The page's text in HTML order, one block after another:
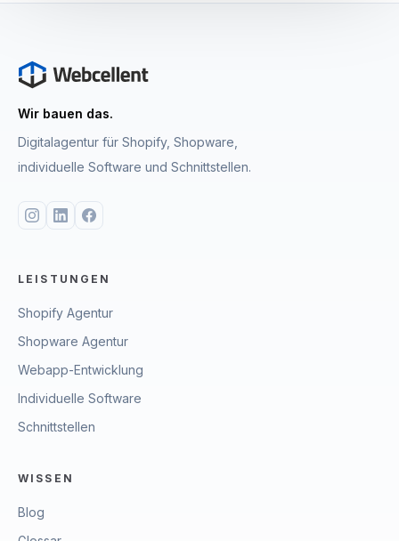
Wir bauen das.
Digitalagentur für Shopify, Shopware,
individuelle Software und Schnittstellen.
LEISTUNGEN
Shopify Agentur
Shopware Agentur
Webapp-Entwicklung
Individuelle Software
Schnittstellen
WISSEN
Blog